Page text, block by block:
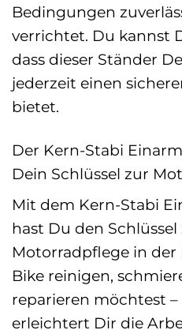
Bedingungen
verrichtet. Du kannst
dass dieser Ständer
jederzeit einen
bietet.
Der Kern-Stabi
Dein Schlüssel zur
Mit dem Kern-Stabi
hast Du den
Motorradpflege in der
Bike reinigen,
reparieren möchtest –
erleichtert Dir die